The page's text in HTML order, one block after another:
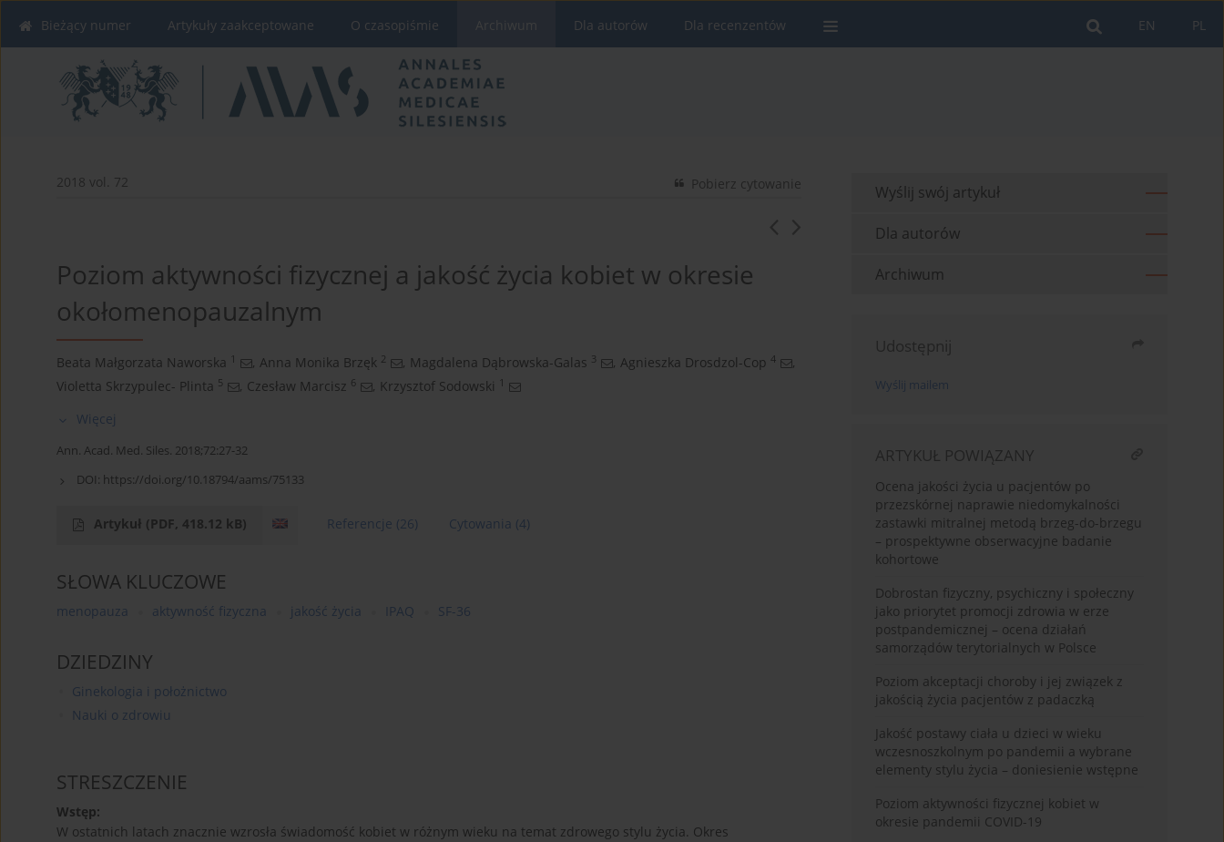
PL
EN
Bieżący numer Artykuły zaakceptowane O czasopiśmie Archiwum Dla autorów Dla recenzentów
2018 vol. 72 Pobierz cytowanie
Poziom aktywności fizycznej a jakość życia kobiet w okresie
okołomenopauzalnym
Beata Małgorzata Naworska 1 , Anna Monika Brzęk 2 , Magdalena Dąbrowska-Galas 3 , Agnieszka Drosdzol-Cop 4
,
Violetta Skrzypulec- Plinta 5 , Czesław Marcisz 6 , Krzysztof Sodowski 1
Więcej
Ann. Acad. Med. Siles. 2018;72:27-32
DOI: https://doi.org/10.18794/aams/75133
Artykuł (PDF, 418.12 kB) Referencje (26) Cytowania (4)
SŁOWA KLUCZOWE
menopauza aktywność fizyczna jakość życia IPAQ SF-36
DZIEDZINY
Ginekologia i położnictwo
Nauki o zdrowiu
STRESZCZENIE
Wstęp:
W ostatnich latach znacznie wzrosła świadomość kobiet w różnym wieku na temat zdrowego stylu życia. Okres
Wyślij swój artykuł
Dla autorów
Archiwum
Udostępnij
Wyślij mailem
ARTYKUŁ POWIĄZANY
Ocena jakości życia u pacjentów po
przezskórnej naprawie niedomykalności
zastawki mitralnej metodą brzeg-do-brzegu
– prospektywne obserwacyjne badanie
kohortowe
Dobrostan fizyczny, psychiczny i społeczny
jako priorytet promocji zdrowia w erze
postpandemicznej – ocena działań
samorządów terytorialnych w Polsce
Poziom akceptacji choroby i jej związek z
jakością życia pacjentów z padaczką
Jakość postawy ciała u dzieci w wieku
wczesnoszkolnym po pandemii a wybrane
elementy stylu życia – doniesienie wstępne
Poziom aktywności fizycznej kobiet w
okresie pandemii COVID-19